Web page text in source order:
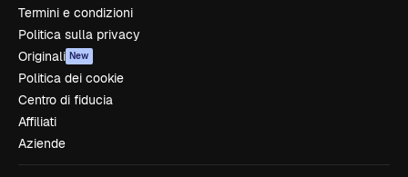
Termini e condizioni
Politica sulla privacy
Originali New
Politica dei cookie
Centro di fiducia
Affiliati
Aziende